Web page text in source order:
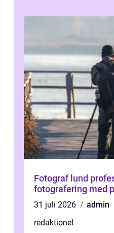
Fotograf lund profesjonell
fotografering med
31 juli 2026
admin
redaktionel